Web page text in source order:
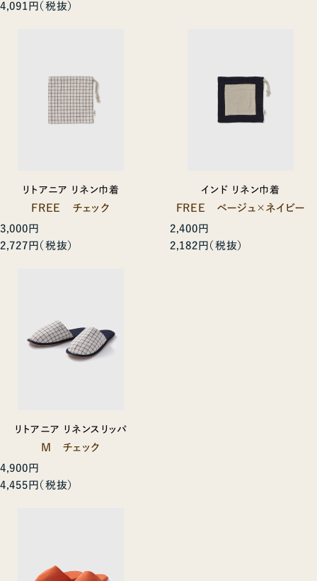
4,091円
リトアニア リネン巾着
FREE チェック
3,000円
2,727円
インド リネン巾着
FREE ベージュ×ネイビー
2,400円
2,182円
リトアニア リネンスリッパ
M チェック
4,900円
4,455円